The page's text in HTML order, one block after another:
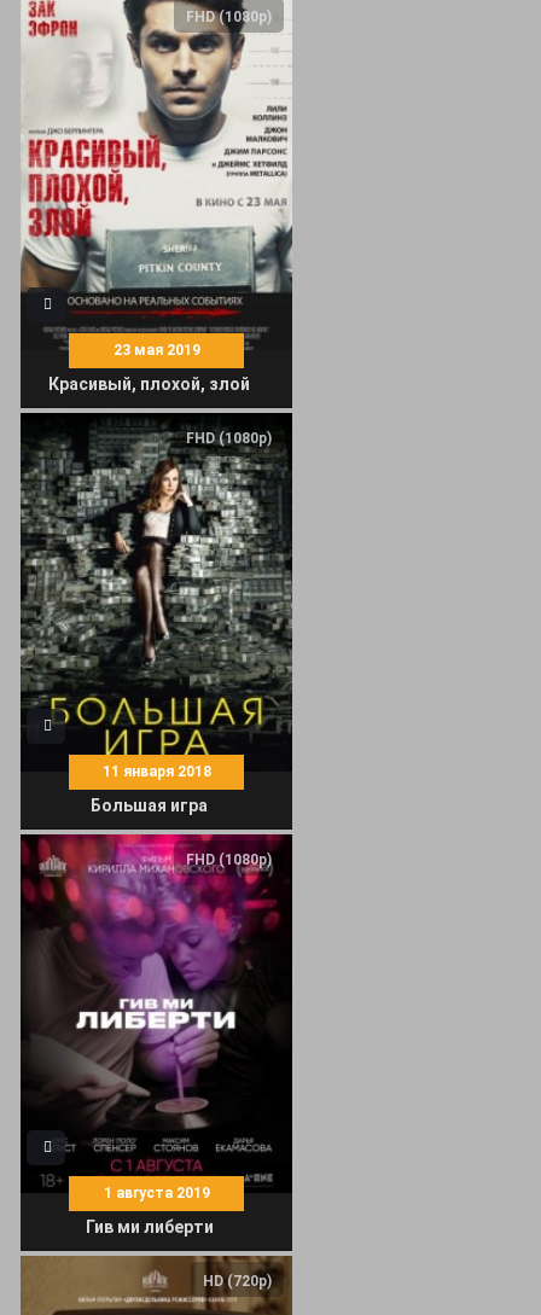
FHD (1080p)
23 мая 2019
Красивый, плохой, злой
FHD (1080p)
11 января 2018
Большая игра
FHD (1080p)
1 августа 2019
Гив ми либерти
HD (720p)